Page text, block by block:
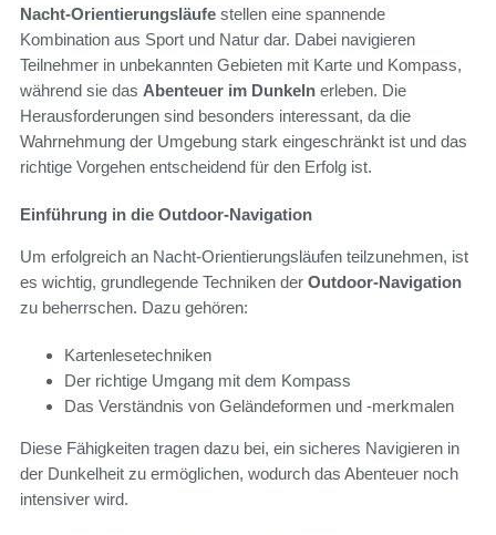
Nacht-Orientierungsläufe stellen eine spannende
Kombination aus Sport und Natur dar. Dabei navigieren
Teilnehmer in unbekannten Gebieten mit Karte und Kompass,
während sie das Abenteuer im Dunkeln erleben. Die
Herausforderungen sind besonders interessant, da die
Wahrnehmung der Umgebung stark eingeschränkt ist und das
richtige Vorgehen entscheidend für den Erfolg ist.
Einführung in die Outdoor-Navigation
Um erfolgreich an Nacht-Orientierungsläufen teilzunehmen, ist
es wichtig, grundlegende Techniken der Outdoor-Navigation
zu beherrschen. Dazu gehören:
Kartenlesetechniken
Der richtige Umgang mit dem Kompass
Das Verständnis von Geländeformen und -merkmalen
Diese Fähigkeiten tragen dazu bei, ein sicheres Navigieren in
der Dunkelheit zu ermöglichen, wodurch das Abenteuer noch
intensiver wird.